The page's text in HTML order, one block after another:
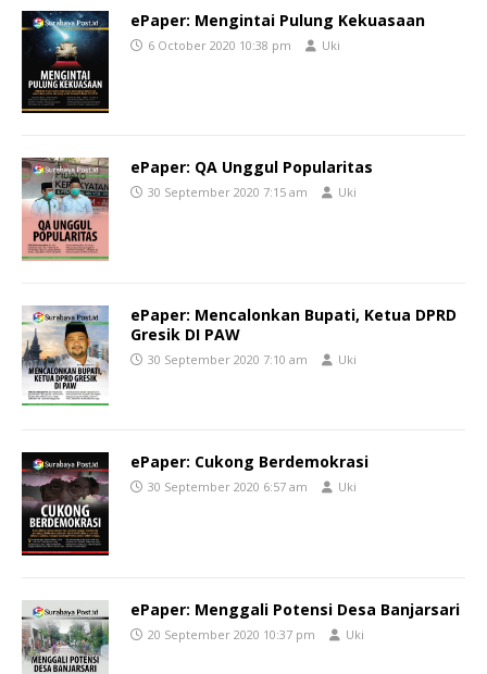
ePaper: Mengintai Pulung Kekuasaan
6 October 2020 10:38 pm Uki
ePaper: QA Unggul Popularitas
30 September 2020 7:15 am Uki
ePaper: Mencalonkan Bupati, Ketua DPRD
Gresik DI PAW
30 September 2020 7:10 am Uki
ePaper: Cukong Berdemokrasi
30 September 2020 6:57 am Uki
ePaper: Menggali Potensi Desa Banjarsari
20 September 2020 10:37 pm Uki